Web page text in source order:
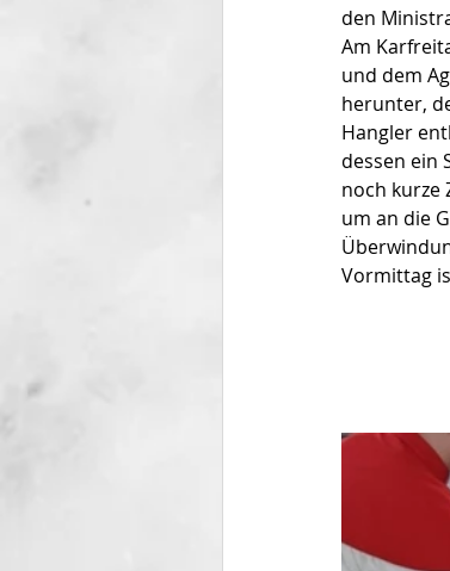
den
Am
und dem
herunter,
Hangler
dessen ein
noch kurze
um an die
Vormittag